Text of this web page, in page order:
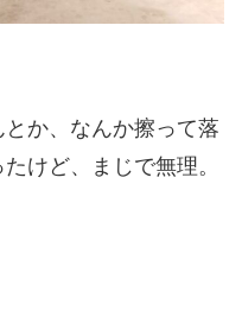
か、なんか擦って落
けど、まじで無理。